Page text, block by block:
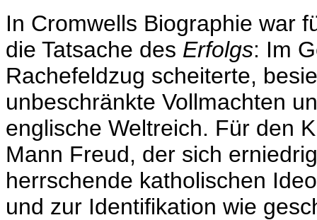
In Cromwells Biographie war
die Tatsache des Erfolgs: Im
Rachefeldzug scheiterte,
unbeschränkte Vollmachten
englische Weltreich. Für den
Mann Freud, der sich
herrschende katholischen
und zur Identifikation wie